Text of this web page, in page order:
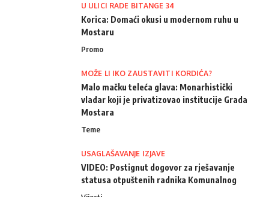
U ULICI RADE BITANGE 34
Korica: Domaći okusi u modernom ruhu u
Mostaru
Promo
MOŽE LI IKO ZAUSTAVITI KORDIĆA?
Malo mačku teleća glava: Monarhistički
vladar koji je privatizovao institucije Grada
Mostara
Teme
USAGLAŠAVANJE IZJAVE
VIDEO: Postignut dogovor za rješavanje
statusa otpuštenih radnika Komunalnog